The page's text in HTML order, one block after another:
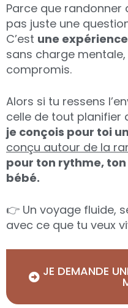
Parce que randonner
pas juste une
C’est une
sans charge
compromis.
Alors si tu ressens
celle de tout planifier
je conçois pour toi
conçu autour de la
pour ton rythme,
bébé.
👉 Un voyage fluide,
avec ce que tu veux
JE DEMANDE